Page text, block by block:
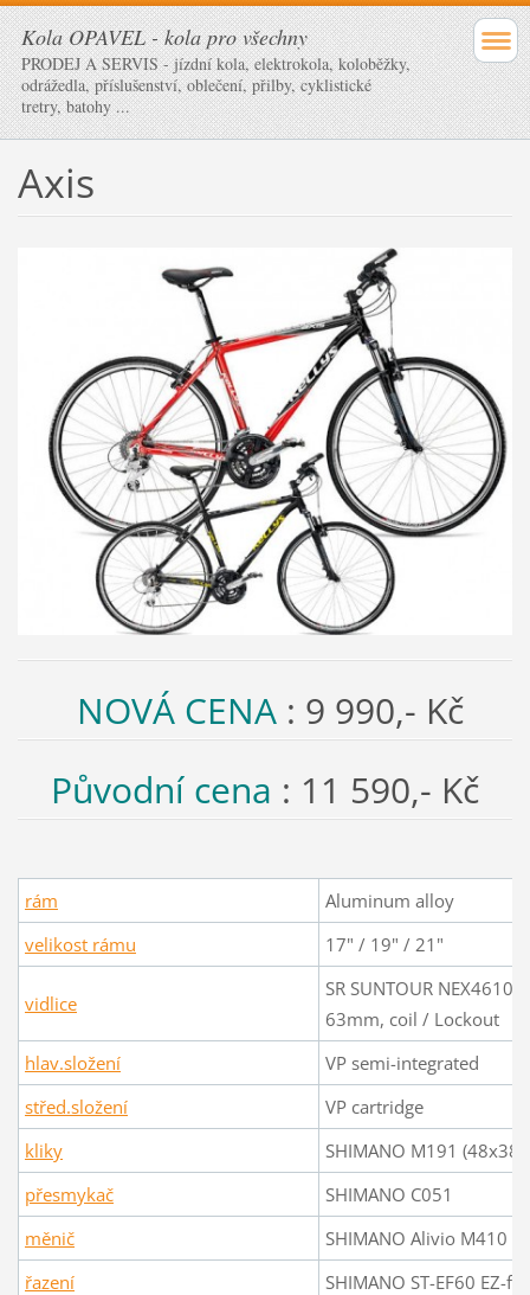
Kola OPAVEL - kola pro všechny
PRODEJ A SERVIS - jízdní kola, elektrokola, koloběžky,
odrážedla, příslušenství, oblečení, přilby, cyklistické
tretry, batohy ...
Axis
NOVÁ CENA : 9 990,- Kč
Původní cena : 11 590,- Kč
rám
Aluminum alloy
velikost rámu
17" / 19" / 21"
vidlice
SR SUNTOUR NEX4610-
63mm, coil / Lockout
hlav.složení
VP semi-integrated
střed.složení
VP cartridge
kliky
SHIMANO M191
přesmykač
SHIMANO C051
měnič
SHIMANO Alivio M410
řazení
SHIMANO ST-EF60 EZ-